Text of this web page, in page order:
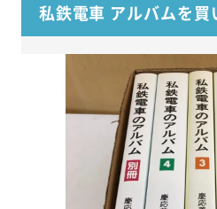
私鉄電車 アルバムを買